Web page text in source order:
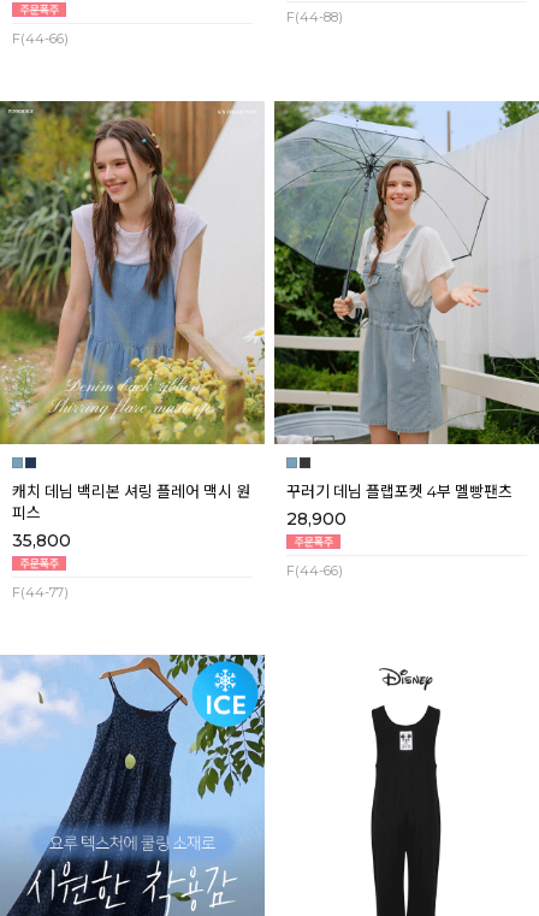
F(44-66)
F(44-88)
캐치 데님 백리본 셔링 플레어 맥시 원
피스
35,800
F(44-77)
꾸러기 데님 플랩포켓 4부 멜빵팬츠
28,900
F(44-66)